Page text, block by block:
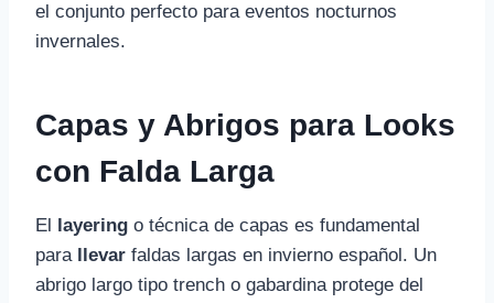
el conjunto perfecto para eventos nocturnos
invernales.
Capas y Abrigos para Looks
con Falda Larga
El layering o técnica de capas es fundamental
para llevar faldas largas en invierno español. Un
abrigo largo tipo trench o gabardina protege del